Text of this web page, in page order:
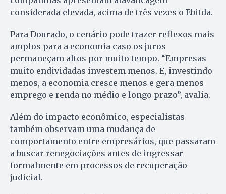
considerada elevada, acima de três vezes o Ebitda.
Para Dourado, o cenário pode trazer reflexos mais
amplos para a economia caso os juros
permaneçam altos por muito tempo. “Empresas
muito endividadas investem menos. E, investindo
menos, a economia cresce menos e gera menos
emprego e renda no médio e longo prazo”, avalia.
Além do impacto econômico, especialistas
também observam uma mudança de
comportamento entre empresários, que passaram
a buscar renegociações antes de ingressar
formalmente em processos de recuperação
judicial.